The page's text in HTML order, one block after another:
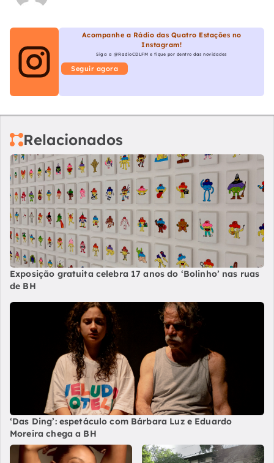
Acompanhe a Rádio das Quatro Estações no
Instagram!
Siga a @RadioCDLFM e fique por dentro das novidades
Seguir agora
Relacionados
Exposição gratuita celebra 17 anos do ‘Bolinho’ nas ruas
de BH
‘Das Ding’: espetáculo com Bárbara Luz e Eduardo
Moreira chega a BH